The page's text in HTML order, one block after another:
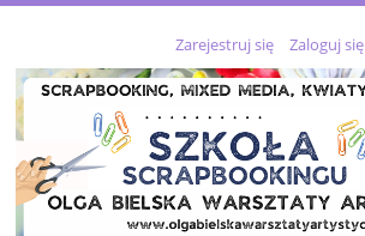
Zarejestruj się Zaloguj się